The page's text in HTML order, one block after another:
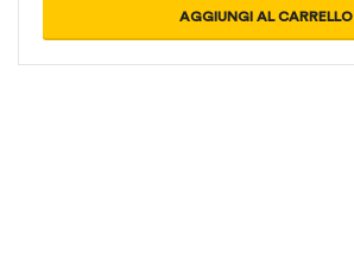
AGGIUNGI AL CARRELLO